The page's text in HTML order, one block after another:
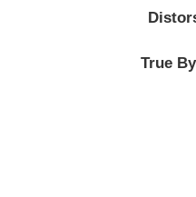
True